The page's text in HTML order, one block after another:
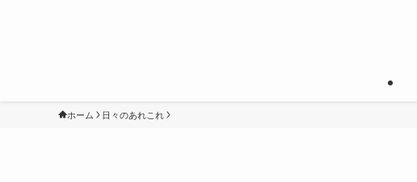
ホーム 日々のあれこれ